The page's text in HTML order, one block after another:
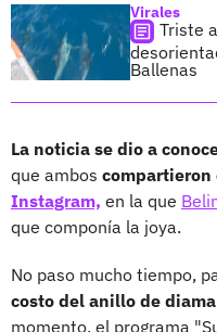
Virales
Triste
Ballenas
La noticia se dio a
que ambos compartieron
Instagram, en la que
que componía la joya.
No paso mucho tiempo,
costo del anillo de
momento, el programa